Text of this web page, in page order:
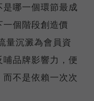
哪一個環節最成
個階段創造價
量沉澱為會員資
品牌影響力，便
不是依賴一次次